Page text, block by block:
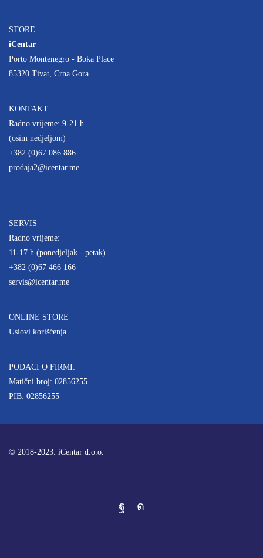
STORE
iCentar
Porto Montenegro - Boka Place
85320 Tivat, Crna Gora
KONTAKT
Radno vrijeme: 9-21 h
(osim nedjeljom)
+382 (0)67 086 886
prodaja2@icentar.me
SERVIS
Radno vrijeme:
11-17 h (ponedjeljak - petak)
+382 (0)67 466 166
servis@icentar.me
ONLINE STORE
Uslovi korišćenja
PODACI O FIRMI:
Matični broj: 02856255
PIB: 02856255
© 2018-2023. iCentar d.o.o.
FacebookInstagram